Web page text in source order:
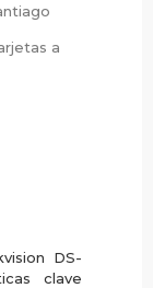
a
DS-
clave